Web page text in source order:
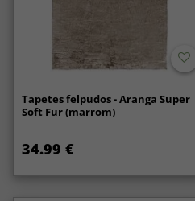
Tapetes felpudos - Aranga Super
Soft Fur (marrom)
34.99 €